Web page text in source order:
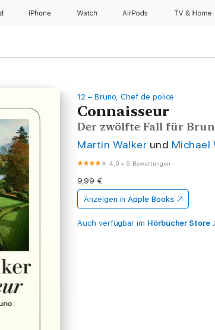
iPhone Watch AirPods TV & Home
12 – Bruno, Chef de police
Connaisseur
Der zwölfte Fall für
Martin Walker und Michael
4,0 • 9 Bewertungen
9,99 €
Anzeigen in Apple Books
Auch verfügbar im Hörbücher Store